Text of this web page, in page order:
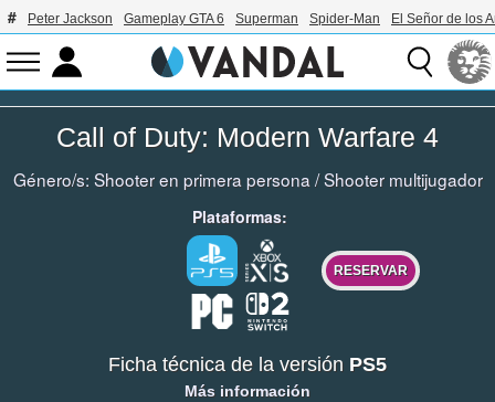
Peter Jackson Gameplay GTA 6 Superman Spider-Man El Señor de los
Call of Duty: Modern Warfare 4
Género/s: Shooter en primera persona /Shooter multijugador
Plataformas:
RESERVAR
Ficha técnica de la versión PS5
Más información